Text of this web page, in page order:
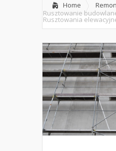
Home
Rusztowanie
Rusztowania